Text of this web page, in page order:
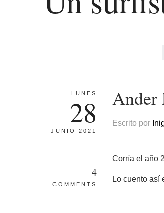
LUNES
28
JUNIO 2021
4
COMMENTS
Ander
Escrito por
Corría el año
Lo cuento así